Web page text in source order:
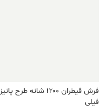
فرش قیطران ۱۲۰۰ شانه طرح پانیز
فیلی